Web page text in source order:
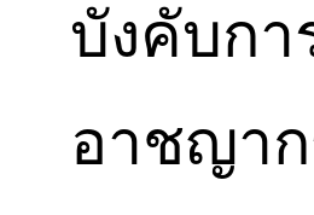
บังคับก
อาชญาก